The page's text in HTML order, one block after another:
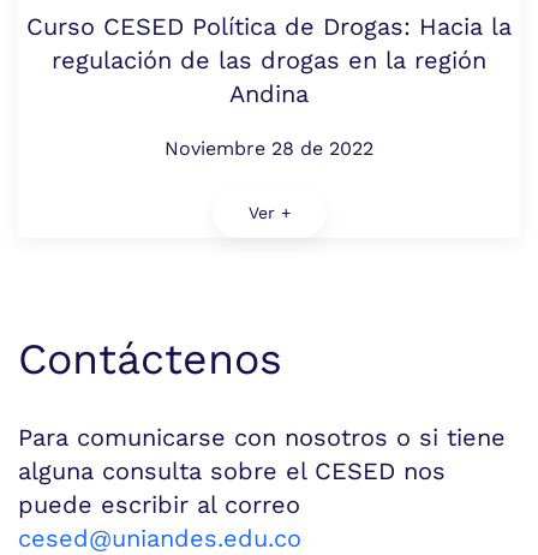
Curso CESED Política de Drogas: Hacia la
regulación de las drogas en la región
Andina
Noviembre 28 de 2022
Ver +
Contáctenos
Para comunicarse con nosotros o si tiene
alguna consulta sobre el CESED nos
puede escribir al correo
cesed@uniandes.edu.co